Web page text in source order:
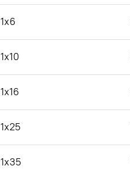
1x6
1x10
1x16
1x25
1x35